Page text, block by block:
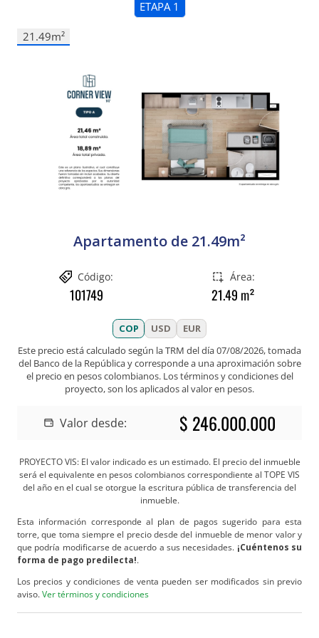
ETAPA 1
21.49m²
Apartamento de 21.49m²
Código:
101749
Área:
21.49 m²
COP USD
EUR
Este precio está calculado según la TRM del día07/08/2026, tomada
del Banco de la República y corresponde a una aproximación sobre
el precio en pesos colombianos. Los términos y condiciones del
proyecto, son los aplicados al valor en pesos.
Valor desde: $ 246.000.000
PROYECTO VIS: El valor indicado es un estimado. El precio del inmueble
será el equivalente en pesos colombianos correspondiente al TOPE VIS
del año en el cual se otorgue la escritura pública de transferencia del
inmueble.
Esta información corresponde al plan de pagos sugerido para esta
torre, que toma siempre el precio desde del inmueble de menor valor y
que podría modificarse de acuerdo a sus necesidades. ¡Cuéntenos su
forma de pago predilecta!.
Los precios y condiciones de venta pueden ser modificados sin previo
aviso.Ver términos y condiciones